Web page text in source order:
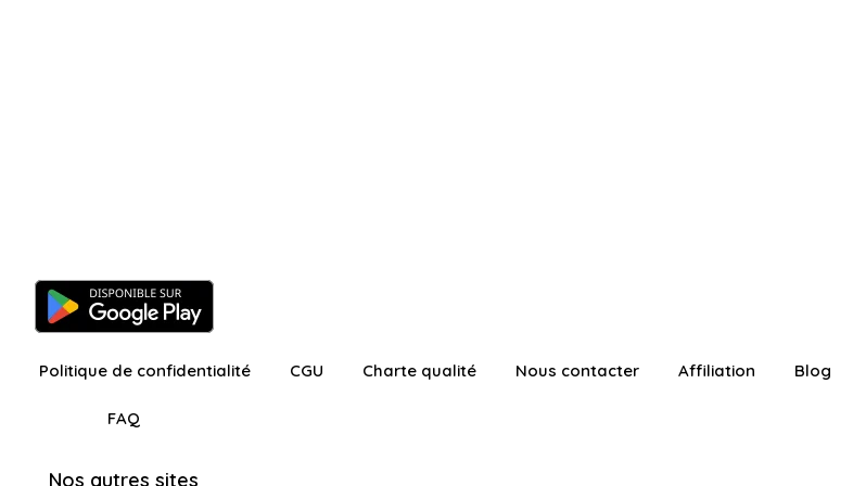
Politique de confidentialité CGU Charte qualité Nous contacter Affiliation Blog
FAQ
Nos autres sites